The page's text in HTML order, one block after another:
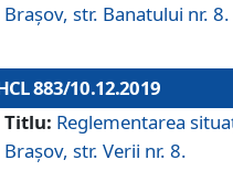
Brașov, str. Banatului nr. 8.
883/10.12.2019
Titlu: Reglementarea
Brașov, str. Verii nr. 8.